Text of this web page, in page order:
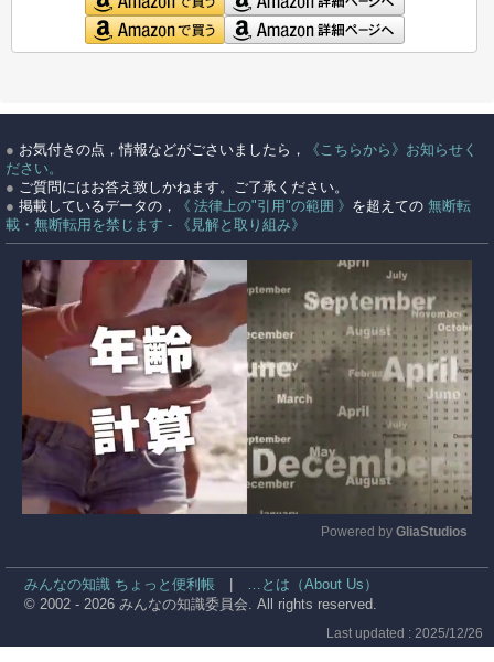
● お気付きの点，情報などがごさいましたら，
《こちらから》お知らせく
ださい。
● ご質問にはお答え致しかねます。ご了承ください。
● 掲載しているデータの， 《 法律上の"引用"の範囲 》 を超えての 無断転
載・無断転用を禁じます - 《見解と取り組み》
Powered by GliaStudios
みんなの知識 ちょっと便利帳
…とは（About Us）
© 2002 - 2026 みんなの知識委員会. All rights reserved.
Last updated : 2025/12/26